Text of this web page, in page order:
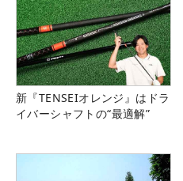
新『TENSEIオレンジ』はドラ
イバーシャフトの“最適解”